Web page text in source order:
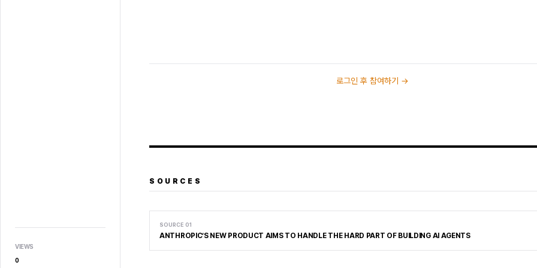
VIEWS
0
로그인 후 참여하기 →
SOURCES
SOURCE 01
ANTHROPIC’S NEW PRODUCT AIMS TO HANDLE THE HARD PART OF BUILDING AI AGENTS